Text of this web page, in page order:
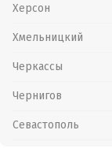
Херсон
Хмельницкий
Черкассы
Чернигов
Севастополь